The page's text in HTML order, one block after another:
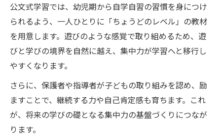
公文式学習では、幼児期から自学自習の習慣を身につけ
られるよう、一人ひとりに「ちょうどのレベル」の教材
を用意します。遊びのような感覚で取り組めるため、遊
びと学びの境界を自然に越え、集中力が学習へと移行し
やすくなります。
さらに、保護者や指導者が子どもの取り組みを認め、励
ますことで、継続する力や自己肯定感も育ちます。これ
が、将来の学びの礎となる集中力の基盤づくりにつなが
ります。